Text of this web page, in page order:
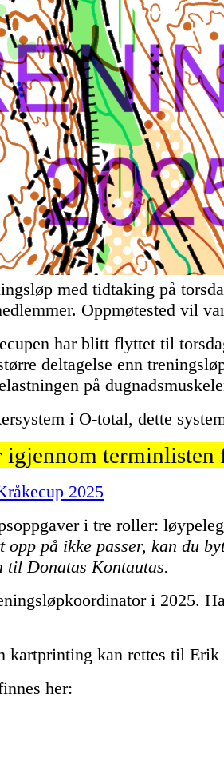
med tidtaking på
Oppmøtested vil
har blitt flyttet til
deltagelse enn
på
i O-total, dette
terminlisten
2025
i tre roller:
opp på ikke passer, kan du
til Donatas Kontautas.
i 2025.
kartprinting kan rettes til Erik
her: